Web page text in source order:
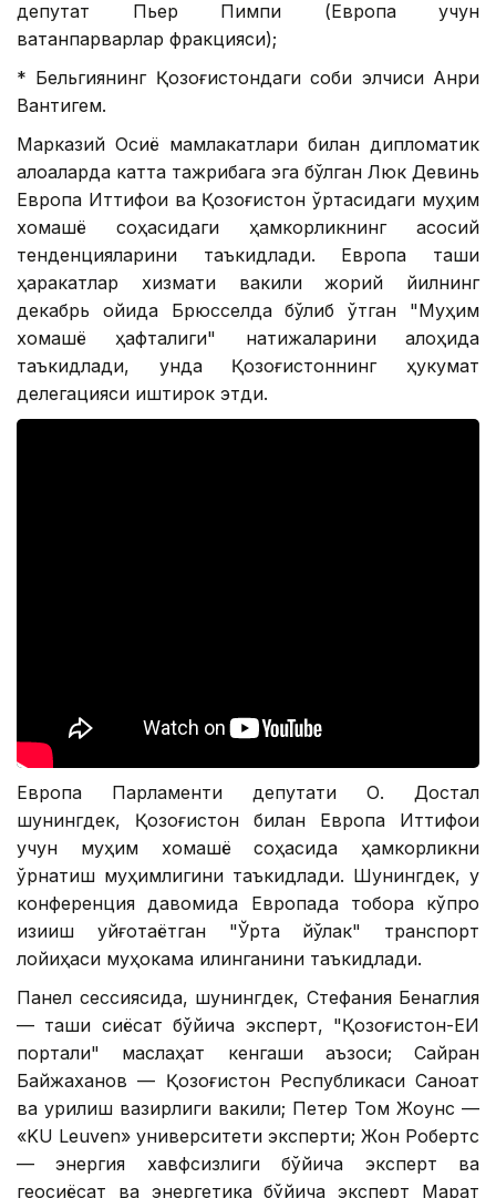
депутат Пьер Пимпи (Европа учун
ватанпарварлар фракцияси);
* Бельгиянинг Қозоғистондаги собиқ элчиси Анри
Вантигем.
Марказий Осиё мамлакатлари билан дипломатик
алоқаларда катта тажрибага эга бўлган Люк Девинь
Европа Иттифоқи ва Қозоғистон ўртасидаги муҳим
хомашё соҳасидаги ҳамкорликнинг асосий
тенденцияларини таъкидлади. Европа ташқи
ҳаракатлар хизмати вакили жорий йилнинг
декабрь ойида Брюсселда бўлиб ўтган "Муҳим
хомашё ҳафталиги" натижаларини алоҳида
таъкидлади, унда Қозоғистоннинг ҳукумат
делегацияси иштирок этди.
Европа Парламенти депутати О. Достал
шунингдек, Қозоғистон билан Европа Иттифоқи
учун муҳим хомашё соҳасида ҳамкорликни
ўрнатиш муҳимлигини таъкидлади. Шунингдек, у
конференция давомида Европада тобора кўпроқ
қизиқиш уйғотаётган "Ўрта йўлак" транспорт
лойиҳаси муҳокама қилинганини таъкидлади.
Панел сессиясида, шунингдек, Стефания Бенаглия
— ташқи сиёсат бўйича эксперт, "Қозоғистон-ЕИ
портали" маслаҳат кенгаши аъзоси; Сайран
Байжаханов — Қозоғистон Республикаси Саноат
ва қурилиш вазирлиги вакили; Петер Том Жоунс —
«KU Leuven» университети эксперти; Жон Робертс
— энергия хавфсизлиги бўйича эксперт ва
геосиёсат ва энергетика бўйича эксперт Марат